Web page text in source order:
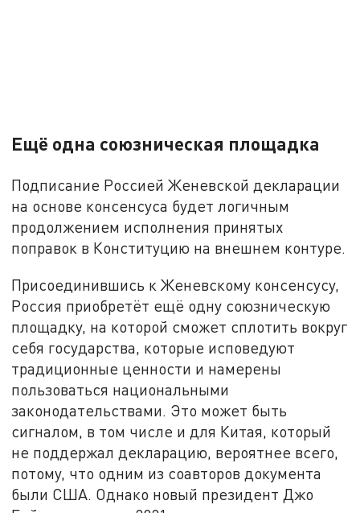
Ещё одна союзническая площадка
Подписание Россией Женевской декларации
на основе консенсуса будет логичным
продолжением исполнения принятых
поправок в Конституцию на внешнем контуре.
Присоединившись к Женевскому консенсусу,
Россия приобретёт ещё одну союзническую
площадку, на которой сможет сплотить вокруг
себя государства, которые исповедуют
традиционные ценности и намерены
пользоваться национальными
законодательствами. Это может быть
сигналом, в том числе и для Китая, который
не поддержал декларацию, вероятнее всего,
потому, что одним из соавторов документа
были США. Однако новый президент Джо